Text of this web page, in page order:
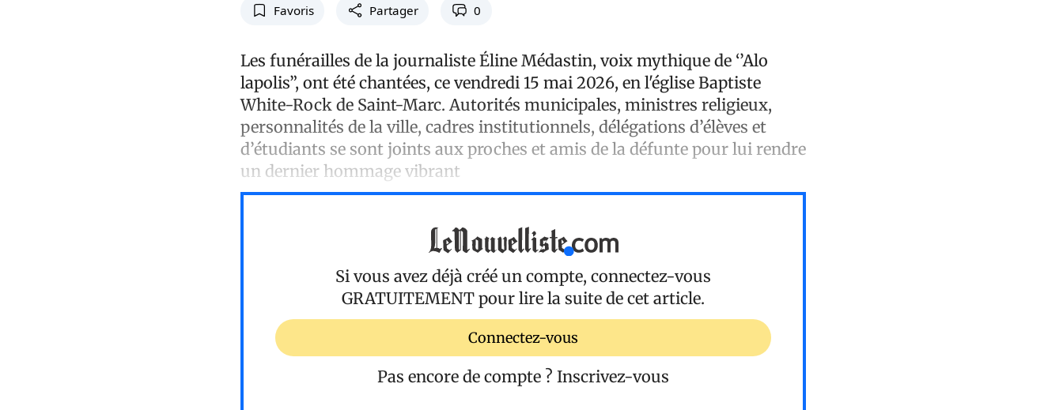
Favoris Partager 0
Les funérailles de la journaliste Éline Médastin, voix mythique de ‘’Alo
lapolis”, ont été chantées, ce vendredi 15 mai 2026, en l'église Baptiste
White-Rock de Saint-Marc. Autorités municipales, ministres religieux,
personnalités de la ville, cadres institutionnels, délégations d’élèves et
d’étudiants se sont joints aux proches et amis de la défunte pour lui rendre
un dernier hommage vibrant
Si vous avez déjà créé un compte, connectez-vous
GRATUITEMENT pour lire la suite de cet article.
Connectez-vous
Pas encore de compte ? Inscrivez-vous